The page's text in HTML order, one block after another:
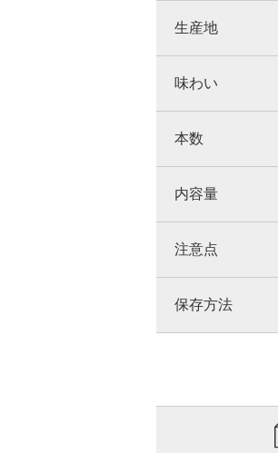
生産地
味わい
本数
内容量
注意点
保存方法